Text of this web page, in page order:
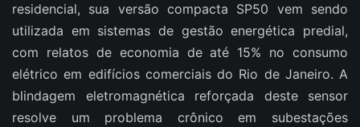
residencial, sua versão compacta SP50 vem sendo
utilizada em sistemas de gestão energética predial,
com relatos de economia de até 15% no consumo
elétrico em edifícios comerciais do Rio de Janeiro. A
blindagem eletromagnética reforçada deste sensor
resolve um problema crônico em subestações